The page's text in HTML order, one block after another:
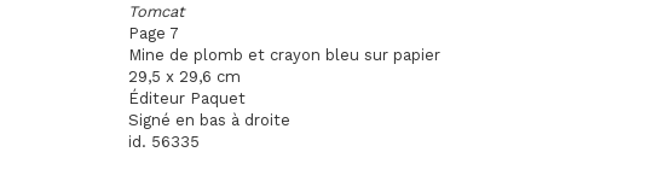
Tomcat
Page 7
Mine de plomb et crayon bleu sur papier
29,5 x 29,6 cm
Éditeur Paquet
Signé en bas à droite
id. 56335